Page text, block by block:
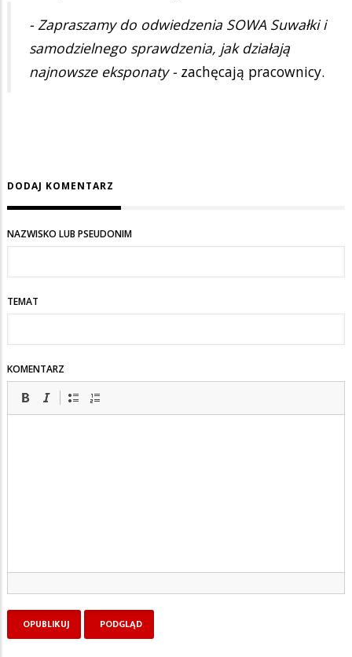
- Zapraszamy do odwiedzenia SOWA Suwałki i
samodzielnego sprawdzenia, jak działają
najnowsze eksponaty - zachęcają pracownicy.
DODAJ KOMENTARZ
NAZWISKO LUB PSEUDONIM
TEMAT
KOMENTARZ